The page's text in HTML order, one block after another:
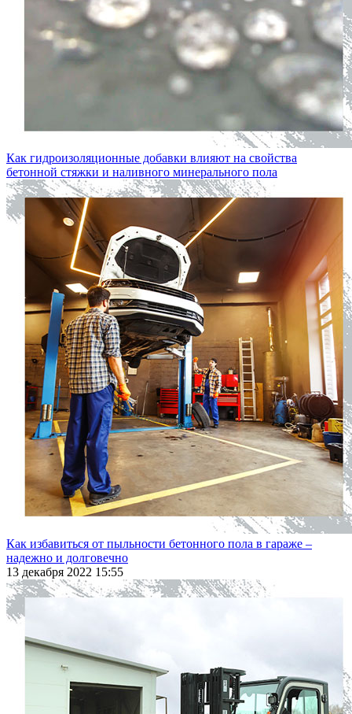
Как гидроизоляционные добавки влияют на свойства
бетонной стяжки и наливного минерального пола
Как избавиться от пыльности бетонного пола в гараже –
надежно и долговечно
13 декабря 2022 15:55